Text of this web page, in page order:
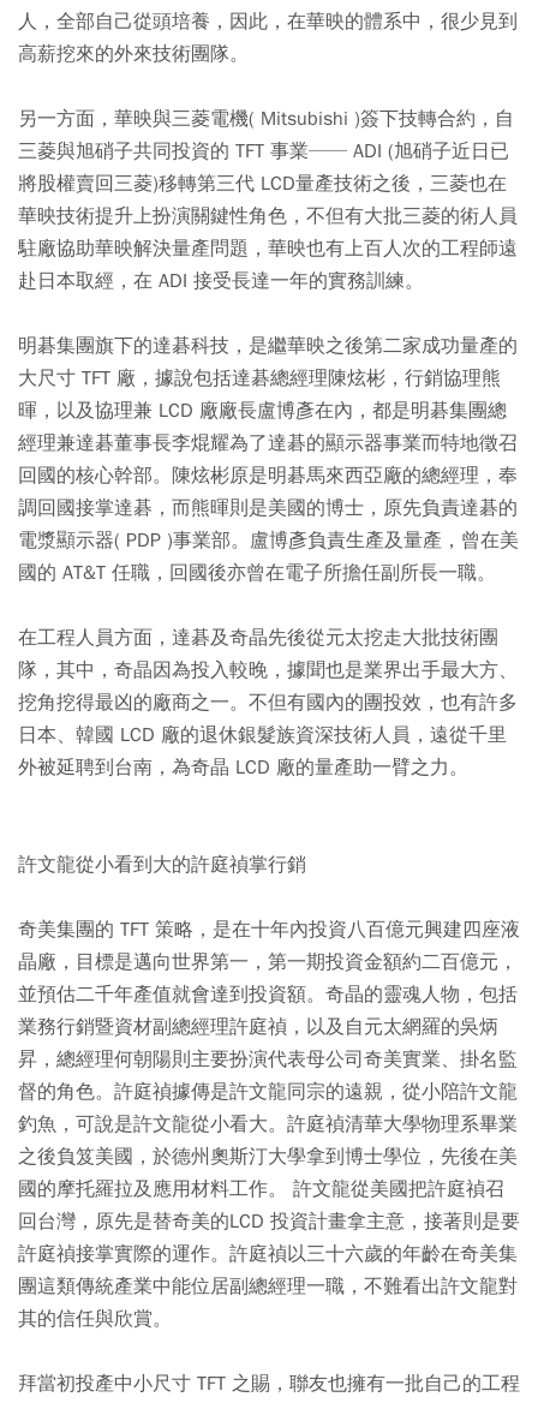
人，全部自己從頭培養，因此，在華映的體系中，很少見到
高薪挖來的外來技術團隊。
另一方面，華映與三菱電機( Mitsubishi )簽下技轉合約，自
三菱與旭硝子共同投資的 TFT 事業── ADI (旭硝子近日已
將股權賣回三菱)移轉第三代 LCD量產技術之後，三菱也在
華映技術提升上扮演關鍵性角色，不但有大批三菱的術人員
駐廠協助華映解決量產問題，華映也有上百人次的工程師遠
赴日本取經，在 ADI 接受長達一年的實務訓練。
明碁集團旗下的達碁科技，是繼華映之後第二家成功量產的
大尺寸 TFT 廠，據說包括達碁總經理陳炫彬，行銷協理熊
暉，以及協理兼 LCD 廠廠長盧博彥在內，都是明碁集團總
經理兼達碁董事長李焜耀為了達碁的顯示器事業而特地徵召
回國的核心幹部。陳炫彬原是明碁馬來西亞廠的總經理，奉
調回國接掌達碁，而熊暉則是美國的博士，原先負責達碁的
電漿顯示器( PDP )事業部。盧博彥負責生產及量產，曾在美
國的 AT&T 任職，回國後亦曾在電子所擔任副所長一職。
在工程人員方面，達碁及奇晶先後從元太挖走大批技術團
隊，其中，奇晶因為投入較晚，據聞也是業界出手最大方、
挖角挖得最凶的廠商之一。不但有國內的團投效，也有許多
日本、韓國 LCD 廠的退休銀髮族資深技術人員，遠從千里
外被延聘到台南，為奇晶 LCD 廠的量產助一臂之力。
許文龍從小看到大的許庭禎掌行銷
奇美集團的 TFT 策略，是在十年內投資八百億元興建四座液
晶廠，目標是邁向世界第一，第一期投資金額約二百億元，
並預估二千年產值就會達到投資額。奇晶的靈魂人物，包括
業務行銷暨資材副總經理許庭禎，以及自元太網羅的吳炳
昇，總經理何朝陽則主要扮演代表母公司奇美實業、掛名監
督的角色。許庭禎據傳是許文龍同宗的遠親，從小陪許文龍
釣魚，可說是許文龍從小看大。許庭禎清華大學物理系畢業
之後負笈美國，於德州奧斯汀大學拿到博士學位，先後在美
國的摩托羅拉及應用材料工作。 許文龍從美國把許庭禎召
回台灣，原先是替奇美的LCD 投資計畫拿主意，接著則是要
許庭禎接掌實際的運作。許庭禎以三十六歲的年齡在奇美集
團這類傳統產業中能位居副總經理一職，不難看出許文龍對
其的信任與欣賞。
拜當初投產中小尺寸 TFT 之賜，聯友也擁有一批自己的工程